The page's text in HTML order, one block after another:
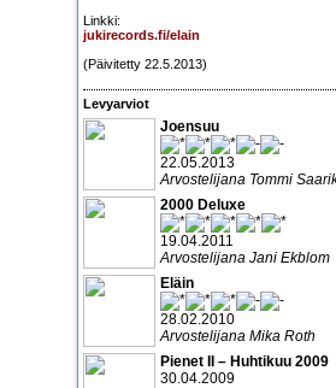
Linkki:
jukirecords.fi/elain
(Päivitetty 22.5.2013)
Levyarviot
Joensuu
22.05.2013
Arvostelijana Tommi
2000 Deluxe
19.04.2011
Arvostelijana Jani Ekblom
Eläin
28.02.2010
Arvostelijana Mika Roth
Pienet II – Huhtikuu 2009
30.04.2009